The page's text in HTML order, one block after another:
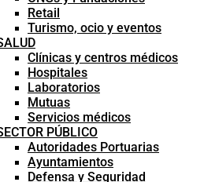
Retail
Turismo, ocio y eventos
Clínicas y centros médicos
Hospitales
Laboratorios
Mutuas
Servicios médicos
PÚBLICO
Autoridades Portuarias
Ayuntamientos
Defensa y Seguridad